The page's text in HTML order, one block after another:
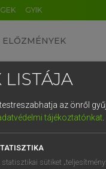
GYIK
ELŐZMÉNYEK
LISTÁJA
az önről
tájékoztatónkat.
statisztikai sütiket
DE CN FR ES IT NL
1 2 3 4
q w e